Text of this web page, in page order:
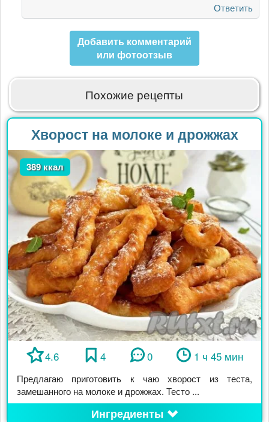
от
Ответить
Добавить комментарий
или фотоотзыв
Похожие рецепты
Хворост на молоке и дрожжах
389 ккал
4.6 4 0 1 ч 45 мин
Предлагаю приготовить к чаю хворост из теста,
замешанного на молоке и дрожжах. Тесто ...
Ингредиенты